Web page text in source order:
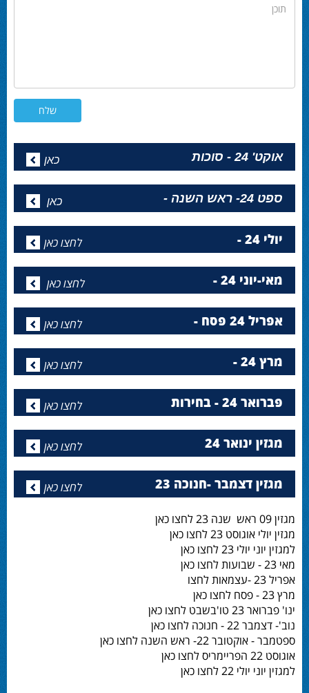
תוכן
אוקט' 24 - סוכות כאן
ספט 24- ראש השנה - כאן
יולי 24 - לחצו כאן
מאי-יוני 24 - לחצו כאן
אפריל 24 פסח - לחצו כאן
מרץ 24 - לחצו כאן
פברואר 24 - בחירות לחצו כאן
מגזין ינואר 24 לחצו כאן
מגזין דצמבר -חנוכה 23 לחצו כאן
מגזין 09 ראש שנה 23 לחצו כאן
מגזין יולי אוגוסט 23 לחצו כאן
למגזין יוני יולי 23 לחצו כאן
מאי 23 - שבועות לחצו כאן
אפריל 23 -עצמאות לחצו
מרץ 23 - פסח לחצו כאן
ינו' פברואר 23 טו'בשבט לחצו כאן
נוב'- דצמבר 22 - חנוכה לחצו כאן
ספטמבר - אוקטובר 22- ראש השנה לחצו כאן
אוגוסט 22 הפריימריס לחצו כאן
למגזין יוני יולי 22 לחצו כאן